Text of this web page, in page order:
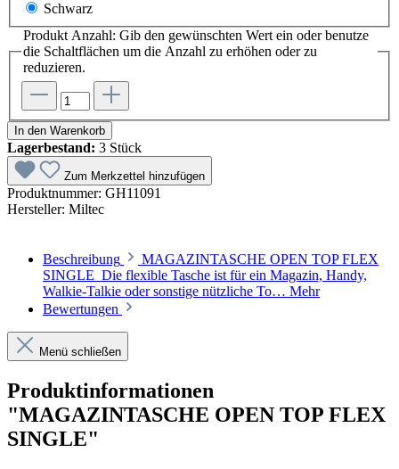
Schwarz
Produkt Anzahl: Gib den gewünschten Wert ein oder benutze
die Schaltflächen um die Anzahl zu erhöhen oder zu
reduzieren.
In den Warenkorb
Lagerbestand: 3 Stück
Zum Merkzettel hinzufügen
Produktnummer: GH11091
Hersteller: Miltec
Beschreibung
MAGAZINTASCHE OPEN TOP FLEX
SINGLE Die flexible Tasche ist für ein Magazin, Handy,
Walkie-Talkie oder sonstige nützliche To… Mehr
Bewertungen
Menü schließen
Produktinformationen
"MAGAZINTASCHE OPEN TOP FLEX
SINGLE"